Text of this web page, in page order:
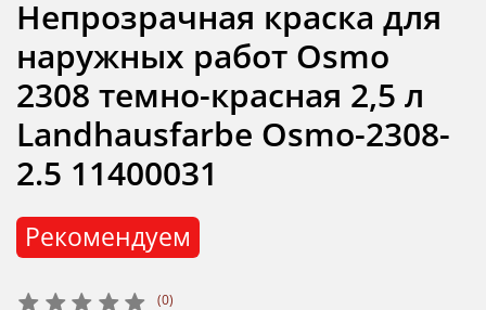
(0)
Рекомендуем
Непрозрачная краска для
наружных работ Osmo
2308 темно-красная 2,5 л
Landhausfarbe Osmo-2308-
2.5 11400031